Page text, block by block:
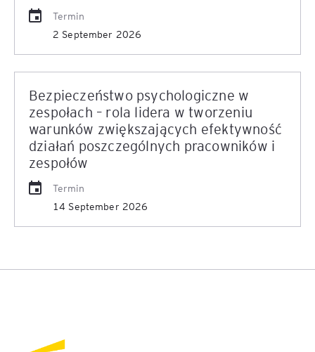
Termin
2 September 2026
Bezpieczeństwo psychologiczne w
zespołach – rola lidera w tworzeniu
warunków zwiększających efektywność
działań poszczególnych pracowników i
zespołów
Termin
14 September 2026